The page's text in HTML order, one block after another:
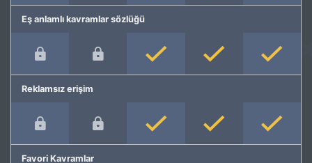
Eş anlamlı kavramlar sözlüğü
Reklamsız erişim
Favori Kavramlar